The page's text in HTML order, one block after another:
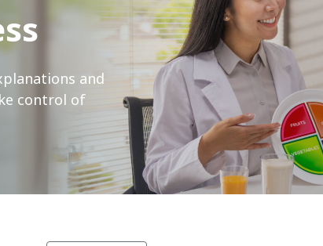
and
control of